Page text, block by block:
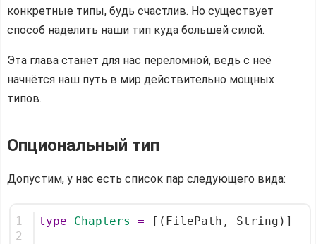
конкретные типы, будь счастлив. Но существует
способ наделить наши тип куда большей силой.
Эта глава станет для нас переломной, ведь с неё
начнётся наш путь в мир действительно мощных
типов.
Опциональный тип
Допустим, у нас есть список пар следующего вида:
1
2
type Chapters = [(FilePath, String)]